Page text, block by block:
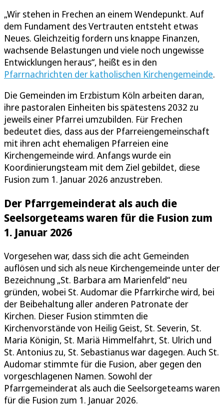
„Wir stehen in Frechen an einem Wendepunkt. Auf
dem Fundament des Vertrauten entsteht etwas
Neues. Gleichzeitig fordern uns knappe Finanzen,
wachsende Belastungen und viele noch ungewisse
Entwicklungen heraus“, heißt es in den
Pfarrnachrichten der katholischen Kirchengemeinde.
Die Gemeinden im Erzbistum Köln arbeiten daran,
ihre pastoralen Einheiten bis spätestens 2032 zu
jeweils einer Pfarrei umzubilden. Für Frechen
bedeutet dies, dass aus der Pfarreiengemeinschaft
mit ihren acht ehemaligen Pfarreien eine
Kirchengemeinde wird. Anfangs wurde ein
Koordinierungsteam mit dem Ziel gebildet, diese
Fusion zum 1. Januar 2026 anzustreben.
Der Pfarrgemeinderat als auch die
Seelsorgeteams waren für die Fusion zum
1. Januar 2026
Vorgesehen war, dass sich die acht Gemeinden
auflösen und sich als neue Kirchengemeinde unter der
Bezeichnung „St. Barbara am Marienfeld“ neu
gründen, wobei St. Audomar die Pfarrkirche wird, bei
der Beibehaltung aller anderen Patronate der
Kirchen. Dieser Fusion stimmten die
Kirchenvorstände von Heilig Geist, St. Severin, St.
Maria Königin, St. Mariä Himmelfahrt, St. Ulrich und
St. Antonius zu, St. Sebastianus war dagegen. Auch St.
Audomar stimmte für die Fusion, aber gegen den
vorgeschlagenen Namen. Sowohl der
Pfarrgemeinderat als auch die Seelsorgeteams waren
für die Fusion zum 1. Januar 2026.